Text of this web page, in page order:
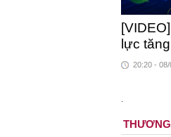
lực
20:20 -
.